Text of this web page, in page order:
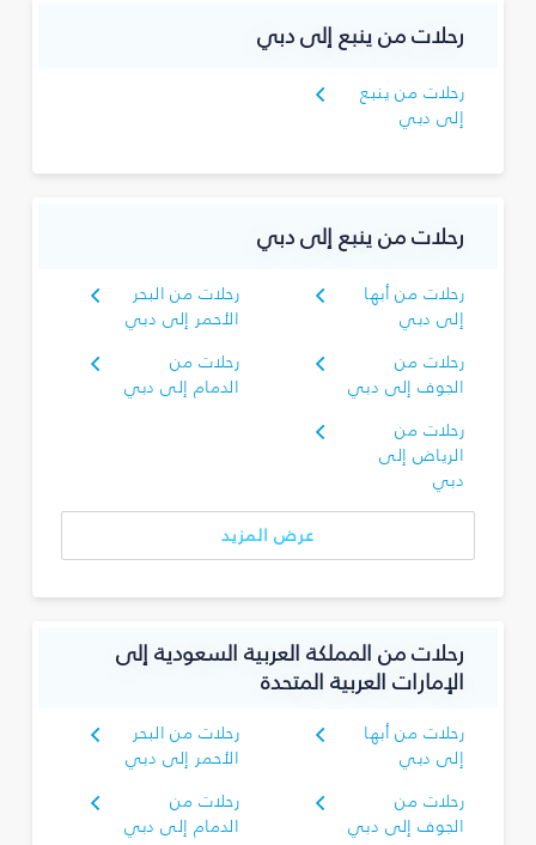
رحلات من ينبع إلى دبي
رحلات من ينبع
إلى دبي
رحلات من ينبع إلى دبي
رحلات من أبها
إلى دبي
رحلات من البحر
الأحمر إلى دبي
رحلات من
الجوف إلى دبي
رحلات من
الدمام إلى دبي
رحلات من
الرياض إلى
دبي
عرض المزيد
رحلات من المملكة العربية السعودية إلى
الإمارات العربية المتحدة
رحلات من أبها
إلى دبي
رحلات من البحر
الأحمر إلى دبي
رحلات من
الجوف إلى دبي
رحلات من
الدمام إلى دبي